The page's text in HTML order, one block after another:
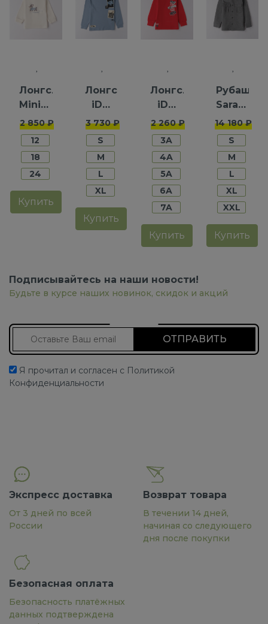
Лонгслив
Minibanda
для
мальчиков
2 850 ₽
12
18
24
Купить
Лонгслив
iDO
для
мальчиков
3 730 ₽
S
M
L
XL
Купить
Лонгслив
iDO
для
мальчиков
2 260 ₽
3A
4A
5A
6A
7A
Купить
Рубашка
для
14 180 ₽
S
M
L
XL
XXL
Купить
Подписывайтесь на наши новости!
Будьте в курсе наших новинок, скидок и акций
Я прочитал и согласен с Политикой
Конфиденциальности
Экспресс доставка
От 3 дней по всей
России
Возврат товара
В течении 14 дней,
начиная со следующего
дня после покупки
Безопасная оплата
Безопасность платёжных
данных подтверждена